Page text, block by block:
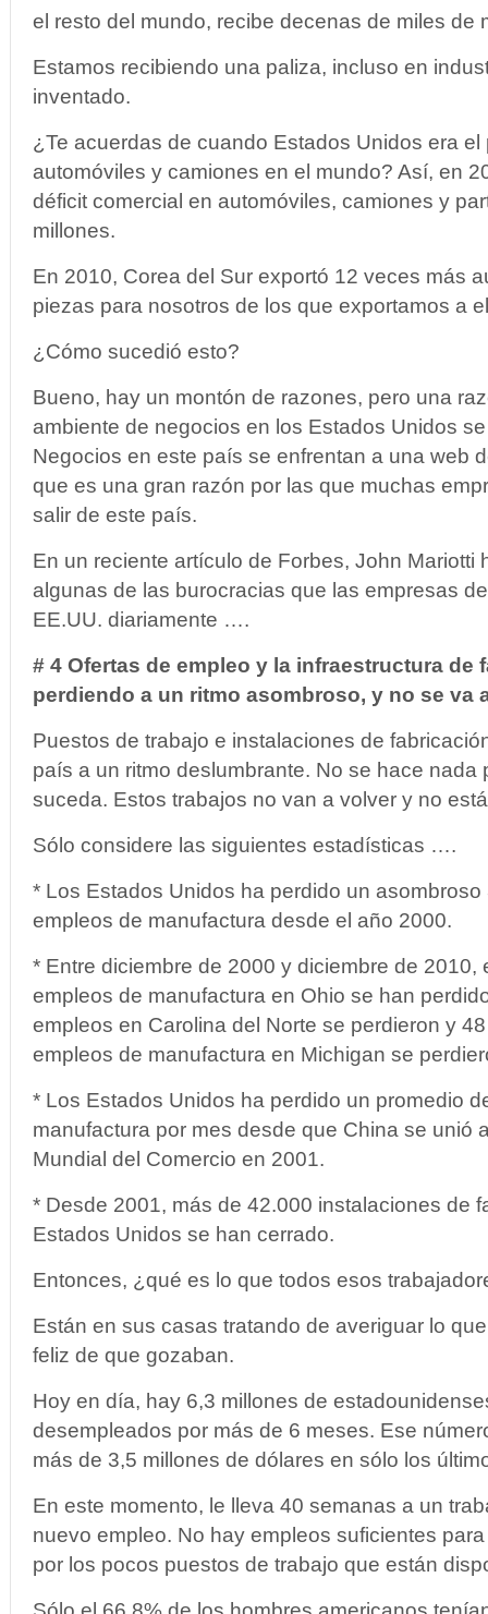
el resto del mundo, recibe decenas de miles de
Estamos recibiendo una paliza, incluso en
inventado.
¿Te acuerdas de cuando Estados Unidos era
automóviles y camiones en el mundo? Así, en
déficit comercial en automóviles, camiones y
millones.
En 2010, Corea del Sur exportó 12 veces más
piezas para nosotros de los que exportamos a
¿Cómo sucedió esto?
Bueno, hay un montón de razones, pero una
ambiente de negocios en los Estados Unidos
Negocios en este país se enfrentan a una web
que es una gran razón por las que muchas
salir de este país.
En un reciente artículo de Forbes, John Mariotti
algunas de las burocracias que las empresas
EE.UU. diariamente ….
# 4 Ofertas de empleo y la infraestructura de
perdiendo a un ritmo asombroso, y no se va
Puestos de trabajo e instalaciones de
país a un ritmo deslumbrante. No se hace nada
suceda. Estos trabajos no van a volver y no
Sólo considere las siguientes estadísticas ….
* Los Estados Unidos ha perdido un
empleos de manufactura desde el año 2000.
* Entre diciembre de 2000 y diciembre de 2010,
empleos de manufactura en Ohio se han
empleos en Carolina del Norte se perdieron y
empleos de manufactura en Michigan se
* Los Estados Unidos ha perdido un promedio
manufactura por mes desde que China se unió
Mundial del Comercio en 2001.
* Desde 2001, más de 42.000 instalaciones de
Estados Unidos se han cerrado.
Entonces, ¿qué es lo que todos esos
Están en sus casas tratando de averiguar lo
feliz de que gozaban.
Hoy en día, hay 6,3 millones de
desempleados por más de 6 meses. Ese
más de 3,5 millones de dólares en sólo los
En este momento, le lleva 40 semanas a un
nuevo empleo. No hay empleos suficientes
por los pocos puestos de trabajo que están